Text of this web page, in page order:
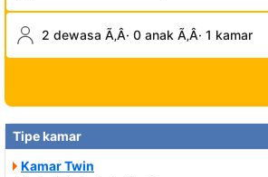
2 dewasa Ã‚Â· 0 anak Ã‚Â· 1 kamar
Tipe kamar
Kamar Twin